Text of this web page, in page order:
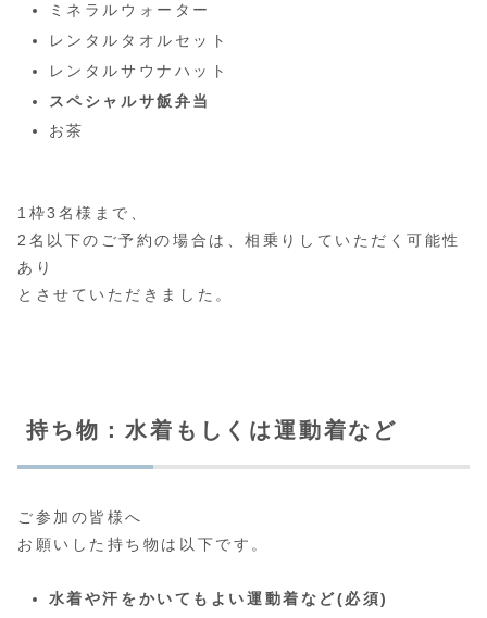
ミネラルウォーター
レンタルタオルセット
レンタルサウナハット
スペシャルサ飯弁当
お茶
1枠3名様まで、
2名以下のご予約の場合は、相乗りしていただく可能性
あり
とさせていただきました。
持ち物：水着もしくは運動着など
ご参加の皆様へ
お願いした持ち物は以下です。
水着や汗をかいてもよい運動着など(必須)